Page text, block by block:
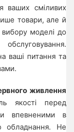
ваших сміливих
товари, але й
вибору моделі до
ваші питання та
живлення
якості перед
впевненими в
обладнання. Не